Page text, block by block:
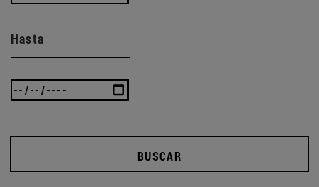
Hasta
BUSCAR